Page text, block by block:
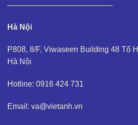
—————————————–
Hà Nội
P808, 8/F, Viwaseen Building 48 Tố
Hà Nội
Hotline: 0916 424 731
Email: va@vietanh.vn